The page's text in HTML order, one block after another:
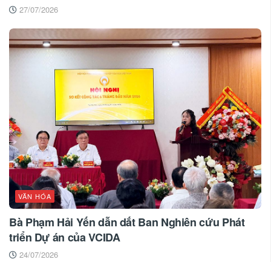
27/07/2026
VĂN HÓA
Bà Phạm Hải Yến dẫn dắt Ban Nghiên cứu Phát
triển Dự án của VCIDA
24/07/2026